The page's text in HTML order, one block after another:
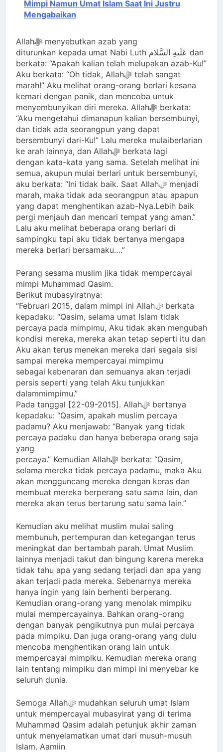
Mimpi Namun Umat Islam Saat Ini Justru
Mengabaikan
Allahﷻ menyebutkan azab yang
diturunkan kepada umat Nabi Luth عَلَیهِ‌ السَّلام dan
berkata: “Apakah kalian telah melupakan azab-Ku!”
Aku berkata: “Oh tidak, Allahﷻ telah sangat
marah!” Aku melihat orang-orang berlari kesana
kemari dengan panik, dan mencoba untuk
menyembunyikan diri mereka. Allahﷻ berkata:
“Aku mengetahui dimanapun kalian bersembunyi,
dan tidak ada seorangpun yang dapat
bersembunyi dari-Ku!” Lalu mereka mulaiberlarian
ke arah lainnya, dan Allahﷻ berkata lagi
dengan kata-kata yang sama. Setelah melihat ini
semua, akupun mulai berlari untuk bersembunyi,
aku berkata: “Ini tidak baik. Saat Allahﷻ menjadi
marah, maka tidak ada seorangpun atau apapun
yang dapat menghentikan azab-Nya.Lebih baik
pergi menjauh dan mencari tempat yang aman.”
Lalu aku melihat beberapa orang berlari di
sampingku tapi aku tidak bertanya mengapa
mereka berlari bersamaku….”
Perang sesama muslim jika tidak mempercayai
mimpi Muhammad Qasim.
Berikut mubasyiratnya:
“Februari 2015, dalam mimpi ini Allahﷻ berkata
kepadaku: “Qasim, selama umat Islam tidak
percaya pada mimpimu, Aku tidak akan mengubah
kondisi mereka, mereka akan tetap seperti itu dan
Aku akan terus menekan mereka dari segala sisi
sampai mereka mempercayai mimpimu
sebagai kebenaran dan semuanya akan terjadi
persis seperti yang telah Aku tunjukkan
dalammimpimu.”
Pada tanggal [22-09-2015]. Allahﷻ bertanya
kepadaku: “Qasim, apakah muslim percaya
padamu? Aku menjawab: “Banyak yang tidak
percaya padaku dan hanya beberapa orang saja
yang
percaya.” Kemudian Allahﷻ berkata: “Qasim,
selama mereka tidak percaya padamu, maka Aku
akan mengguncang mereka dengan keras dan
membuat mereka berperang satu sama lain, dan
mereka akan terus bertarung satu sama lain.”
Kemudian aku melihat muslim mulai saling
membunuh, pertempuran dan ketegangan terus
meningkat dan bertambah parah. Umat Muslim
lainnya menjadi takut dan bingung karena mereka
tidak tahu apa yang sedang terjadi dan apa yang
akan terjadi pada mereka. Sebenarnya mereka
hanya ingin yang lain berhenti berperang.
Kemudian orang-orang yang menolak mimpiku
mulai mempercayainya. Bahkan orang-orang
dengan banyak pengikutnya pun mulai percaya
pada mimpiku. Dan juga orang-orang yang dulu
mencoba menghentikan orang lain untuk
mempercayai mimpiku. Kemudian mereka orang
lain tentang mimpiku dan mimpi ini menyebar ke
seluruh dunia.
Semoga Allahﷻ mudahkan seluruh umat Islam
untuk mempercayai mubasyirat yang di terima
Muhammad Qasim adalah petunjuk akhir zaman
untuk menyelamatkan umat dari musuh-musuh
Islam. Aamiin